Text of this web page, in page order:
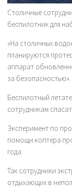
Столичные
беспилотник для
«На столичных
планируются
аппарат
за безопасностью».
Беспилотный
сотрудникам
Эксперимент по
помощи коптера
года.
Так cотрудники
отдыхающих в